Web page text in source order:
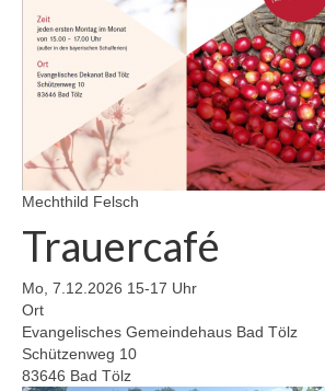
Gemeinde
Mitarbeitende
Pfarrteam
Pfarrbüro
Kita-Träger-Assistenz
Hausmeister und Mesnerinnen
Mechthild Felsch
Trauercafé
Mo, 7.12.2026 15-17 Uhr
Ort
Evangelisches Gemeindehaus Bad Tölz
Schützenweg 10
83646 Bad Tölz